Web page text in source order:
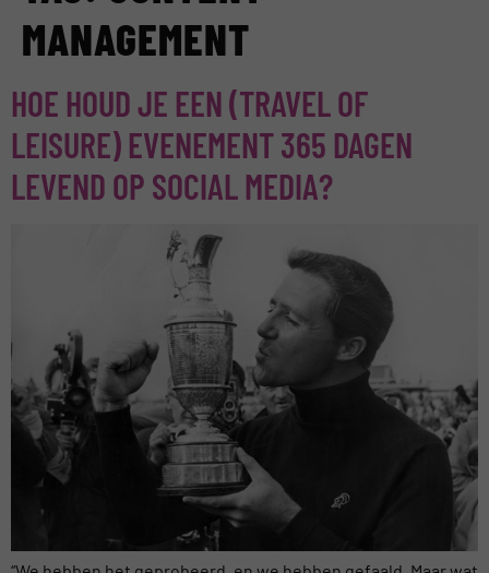
MANAGEMENT
HOE HOUD JE EEN (TRAVEL OF
LEISURE) EVENEMENT 365 DAGEN
LEVEND OP SOCIAL MEDIA?